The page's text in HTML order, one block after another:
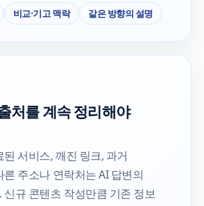
비교·기고 맥락 같은 방향의 설명
처를 계속 정리해야
서비스, 깨진 링크, 과거
른 주소나 연락처는 AI 답변의
신규 콘텐츠 작성만큼 기존 정보